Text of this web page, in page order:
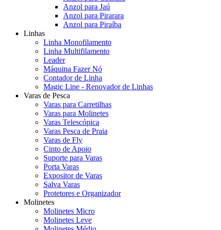
Anzol para Jaú
Anzol para Pirarara
Anzol para Piraíba
Linhas
Linha Monofilamento
Linha Multifilamento
Leader
Máquina Fazer Nó
Contador de Linha
Magic Line - Renovador de Linhas
Varas de Pesca
Varas para Carretilhas
Varas para Molinetes
Varas Telescópica
Varas Pesca de Praia
Varas de Fly
Cinto de Apoio
Suporte para Varas
Porta Varas
Expositor de Varas
Salva Varas
Protetores e Organizador
Molinetes
Molinetes Micro
Molinetes Leve